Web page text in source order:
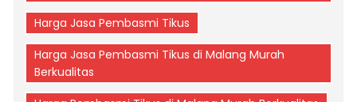
Harga Jasa Pembasmi Tikus
Harga Jasa Pembasmi Tikus di Malang Murah
Berkualitas